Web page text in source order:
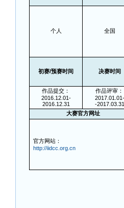
个人 全国
初赛/预赛时间 决赛时间
作品提交：
2016.12.01-
2016.12.31
作品评审：
2017.01.01-
-2017.03.31
大赛官方网址
官方网站：
http://iidcc.org.cn